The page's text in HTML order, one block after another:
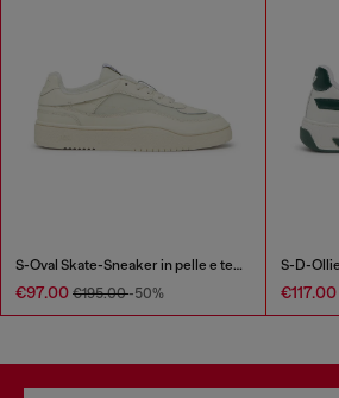
S-Oval Skate-Sneaker in pelle e tessuto
€97.00 €195.00-50% €117.00